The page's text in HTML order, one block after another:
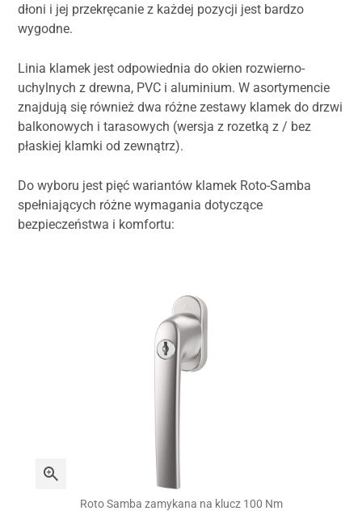
dłoni i jej przekręcanie z każdej pozycji jest bardzo
wygodne.
Linia klamek jest odpowiednia do okien rozwierno-
uchylnych z drewna, PVC i aluminium. W asortymencie
znajdują się również dwa różne zestawy klamek do drzwi
balkonowych i tarasowych (wersja z rozetką z / bez
płaskiej klamki od zewnątrz).
Do wyboru jest pięć wariantów klamek Roto-Samba
spełniających różne wymagania dotyczące
bezpieczeństwa i komfortu:
Roto Samba zamykana na klucz 100 Nm